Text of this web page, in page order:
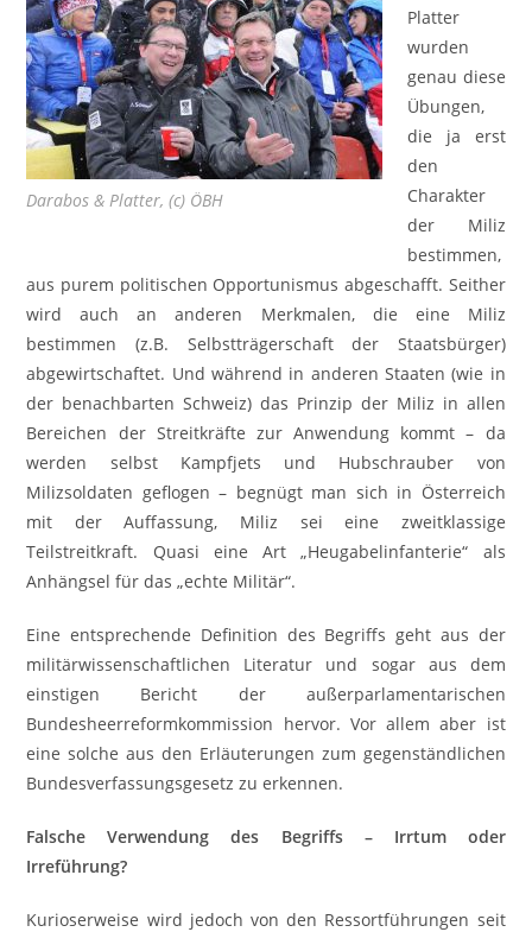
Darabos & Platter, (c) ÖBH
Platter
wurden
genau diese
Übungen,
die ja erst
den
Charakter
der Miliz
bestimmen,
aus purem politischen Opportunismus abgeschafft. Seither
wird auch an anderen Merkmalen, die eine Miliz
bestimmen (z.B. Selbstträgerschaft der Staatsbürger)
abgewirtschaftet. Und während in anderen Staaten (wie in
der benachbarten Schweiz) das Prinzip der Miliz in allen
Bereichen der Streitkräfte zur Anwendung kommt – da
werden selbst Kampfjets und Hubschrauber von
Milizsoldaten geflogen – begnügt man sich in Österreich
mit der Auffassung, Miliz sei eine zweitklassige
Teilstreitkraft. Quasi eine Art „Heugabelinfanterie“ als
Anhängsel für das „echte Militär“.
Eine entsprechende Definition des Begriffs geht aus der
militärwissenschaftlichen Literatur und sogar aus dem
einstigen Bericht der außerparlamentarischen
Bundesheerreformkommission hervor. Vor allem aber ist
eine solche aus den Erläuterungen zum gegenständlichen
Bundesverfassungsgesetz zu erkennen.
Falsche Verwendung des Begriffs – Irrtum oder
Irreführung?
Kurioserweise wird jedoch von den Ressortführungen seit